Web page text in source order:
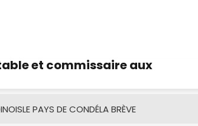
et commissaire aux
LE PAYS DE CONDÉLA BRÈVE